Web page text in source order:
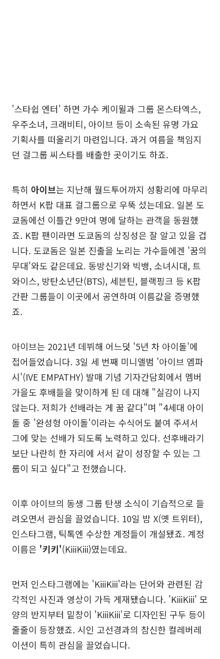
'스타쉽 엔터' 하면 가수 케이윌과 그룹 몬스타엑스,
우주소녀, 크래비티, 아이브 등이 소속된 유명 가요
기획사를 떠올리기 마련입니다. 과거 여름을 책임지
던 걸그룹 씨스타를 배출한 곳이기도 하죠.
특히 아이브는 지난해 월드투어까지 성황리에 마무리
하면서 K팝 대표 걸그룹으로 우뚝 섰는데요. 일본 도
쿄돔에선 이틀간 9만여 명에 달하는 관객을 동원했
죠. K팝 팬이라면 도쿄돔의 상징성은 잘 알고 있을 겁
니다. 도쿄돔은 일본 진출을 노리는 가수들에겐 '꿈의
무대'와도 같은데요. 동방신기와 빅뱅, 소녀시대, 트
와이스, 방탄소년단(BTS), 세븐틴, 블랙핑크 등 K팝
간판 그룹들이 이곳에서 공연하며 이름값을 증명했
죠.
아이브는 2021년 데뷔해 어느덧 '5년 차 아이돌'에
접어들었습니다. 3일 세 번째 미니앨범 '아이브 엠파
시'(IVE EMPATHY) 발매 기념 기자간담회에서 멤버
가을도 후배들을 맞이하게 된 데 대해 "실감이 나지
않는다. 저희가 선배라는 게 꿈 같다"며 "4세대 아이
돌 중 '완성형 아이돌'이라는 수식어도 붙여 주셔서
그에 맞는 선배가 되도록 노력하고 있다. 선후배라기
보단 나란히 한 자리에 서서 같이 성장할 수 있는 그
룹이 되고 싶다"고 전했습니다.
이후 아이브의 동생 그룹 탄생 소식이 기습적으로 들
려오면서 관심을 끌었습니다. 10일 밤 X(옛 트위터),
인스타그램, 틱톡엔 수상한 계정들이 개설됐죠. 계정
이름은 '키키'(KiiiKiii)였는데요.
먼저 인스타그램에는 'KiiiKiii'라는 단어와 관련된 감
각적인 사진과 영상이 가득 게재됐습니다. 'KiiiKiii' 모
양의 반지부터 밑창이 'KiiiKiii'로 디자인된 구두 등이
줄줄이 등장했죠. 시인 고선경과의 참신한 컬레버레
이션이 특히 관심을 끌었습니다.